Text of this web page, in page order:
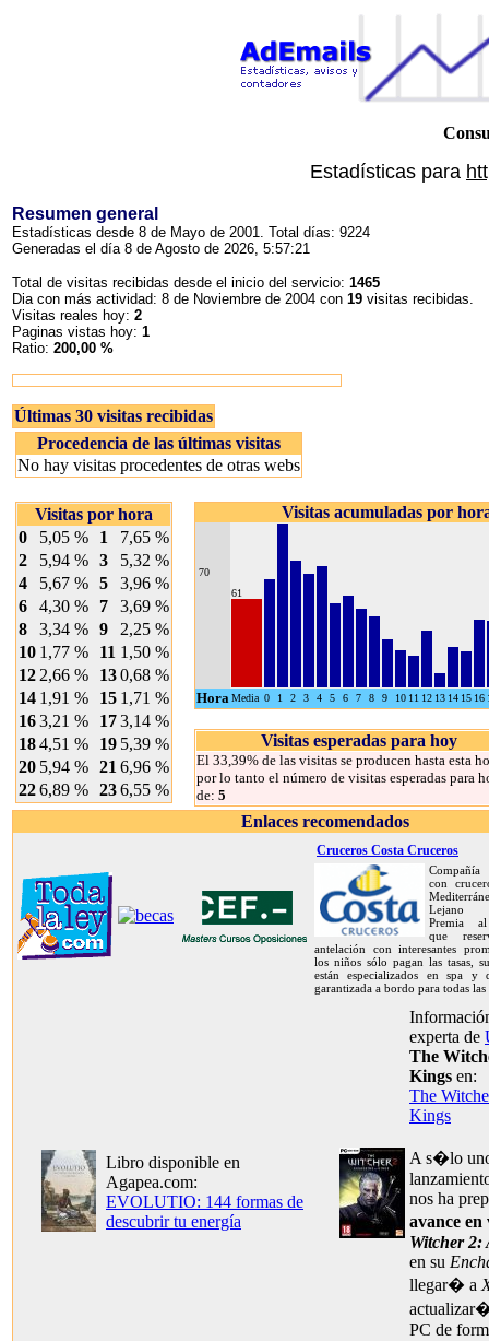
Estadísticas para
Resumen general
Estadísticas desde 8 de Mayo de 2001. Total días: 9224
Generadas el día 8 de Agosto de 2026, 5:57:21
Total de visitas recibidas desde el inicio del servicio: 1465
Dia con más actividad: 8 de Noviembre de 2004 con 19 visitas recibidas.
Visitas reales hoy: 2
Paginas vistas hoy: 1
Ratio: 200,00 %
Últimas 30 visitas recibidas
Procedencia de las últimas visitas
No hay visitas procedentes de otras webs
Visitas por hora
0
5,05 % 1
7,65 %
2
5,94 % 3
5,32 %
4
5,67 % 5
3,96 %
6
4,30 % 7
3,69 %
8
3,34 % 9
2,25 %
10 1,77 % 11 1,50 %
12 2,66 % 130,68 %
14 1,91 % 15 1,71 %
163,21 % 173,14 %
184,51 % 19 5,39 %
20 5,94 % 21 6,96 %
226,89 % 236,55 %
Visitas acumuladas por
70
61
HoraMedia 0 1 2 3 4 5 6 7 8 9 10 11 12 13 14 15 16
Visitas esperadas para hoy
El 33,39% de las visitas se producen hasta esta
por lo tanto el número de visitas esperadas para
de: 5
Enlaces recomendados
Cruceros Costa Cruceros
con
Lejano
Premia
que
antelación con interesantes
los niños sólo pagan las tasas,
están especializados en spa y
garantizada a bordo para todas las
Libro disponible en
Agapea.com:
EVOLUTIO: 144 formas de
descubrir tu energía
experta de
The
Kings en:
The
Kings
A s�lo
nos ha
avance
Witcher 2:
en su
llegar� a
PC de